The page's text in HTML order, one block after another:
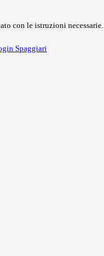
con le istruzioni necessarie.
Spaggiari